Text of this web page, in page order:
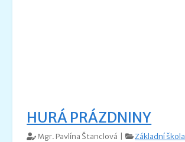
HURÁ PRÁZDNINY
Mgr. Pavlína Štanclová | Základní škola